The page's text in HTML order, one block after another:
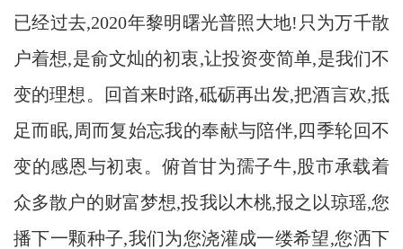
已经过去,2020年黎明曙光普照大地!只为万千散
户着想,是俞文灿的初衷,让投资变简单,是我们不
变的理想。回首来时路,砥砺再出发,把酒言欢,抵
足而眠,周而复始忘我的奉献与陪伴,四季轮回不
变的感恩与初衷。俯首甘为孺子牛,股市承载着
众多散户的财富梦想,投我以木桃,报之以琼瑶,您
播下一颗种子,我们为您浇灌成一缕希望,您洒下